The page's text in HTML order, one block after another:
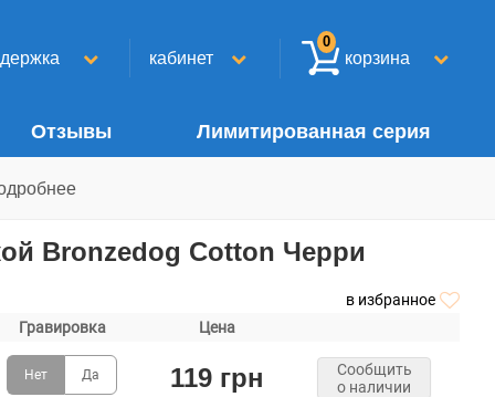
кабинет корзина
0
Отзывы Лимитированная серия
Bronzedog Сotton Черри
в избранное
Гравировка
Цена
Нет Да 119 грн
Сообщить
о наличии